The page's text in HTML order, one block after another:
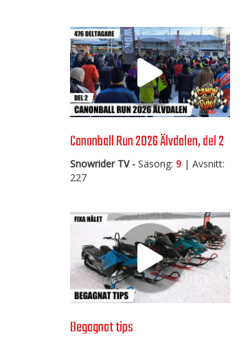
Canonball Run 2026 Älvdalen, del 2
Snowrider TV - Säsong: 9 | Avsnitt:
227
Begagnat tips